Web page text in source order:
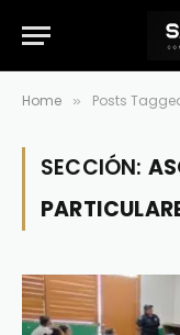
Home » Posts Tagged
SECCIÓN: